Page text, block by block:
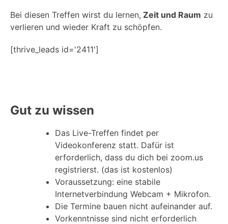
Bei diesen Treffen wirst du lernen, Zeit und Raum zu
verlieren und wieder Kraft zu schöpfen.
[thrive_leads id='2411']
Gut zu wissen
Das Live-Treffen findet per
Videokonferenz statt. Dafür ist
erforderlich, dass du dich bei zoom.us
registrierst. (das ist kostenlos)
Voraussetzung: eine stabile
Internetverbindung Webcam + Mikrofon.
Die Termine bauen nicht aufeinander auf.
Vorkenntnisse sind nicht erforderlich